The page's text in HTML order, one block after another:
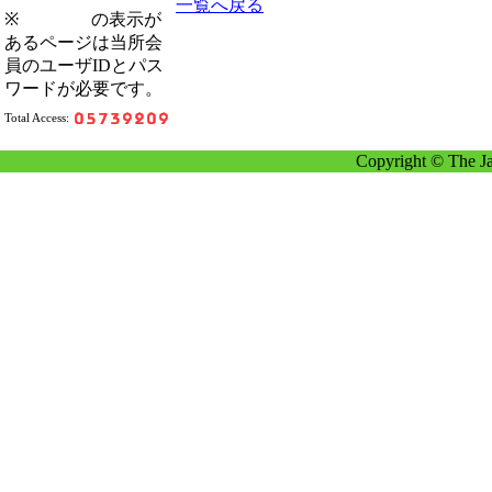
※
の表示が
あるページは当所会
員のユーザIDとパス
ワードが必要です。
Total Access:
一覧へ戻る
Copyright © The